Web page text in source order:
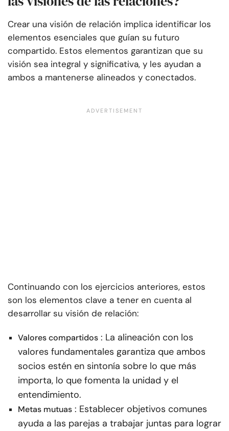
Crear una visión de relación implica identificar los
elementos esenciales que guían su futuro
compartido. Estos elementos garantizan que su
visión sea integral y significativa, y les ayudan a
ambos a mantenerse alineados y conectados.
Continuando con los ejercicios anteriores, estos
son los elementos clave a tener en cuenta al
desarrollar su visión de relación:
Valores compartidos : La alineación con los
valores fundamentales garantiza que ambos
socios estén en sintonía sobre lo que más
importa, lo que fomenta la unidad y el
entendimiento.
Metas mutuas : Establecer objetivos comunes
ayuda a las parejas a trabajar juntas para lograr